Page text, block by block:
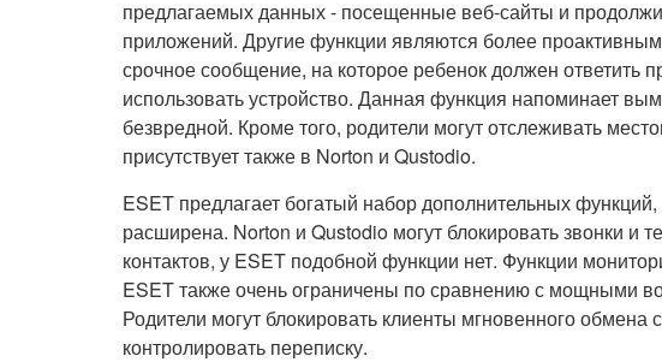
предлагаемых данных - посещенные веб-сайты и
приложений. Другие функции являются более
срочное сообщение, на которое ребенок должен ответить
использовать устройство. Данная функция напоминает
безвредной. Кроме того, родители могут отслеживать
присутствует также в Norton и Qustodio.
ESET предлагает богатый набор дополнительных
расширена. Norton и Qustodio могут блокировать звонки и
контактов, у ESET подобной функции нет. Функции
ESET также очень ограничены по сравнению с мощными
Родители могут блокировать клиенты мгновенного
контролировать переписку.